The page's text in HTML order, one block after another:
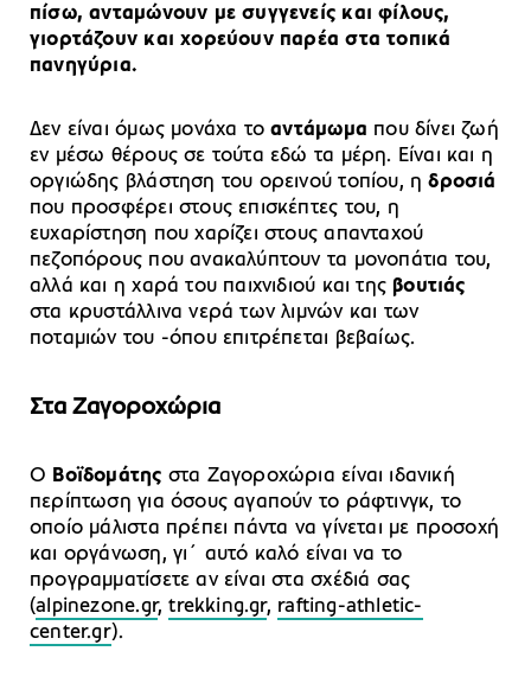
πίσω, ανταμώνουν με συγγενείς και φίλους,
γιορτάζουν και χορεύουν παρέα στα τοπικά
πανηγύρια.
Δεν είναι όμως μονάχα τοαντάμωμα που δίνει ζωή
εν μέσω θέρους σε τούτα εδώ τα μέρη. Είναι και η
οργιώδης βλάστηση του ορεινού τοπίου, ηδροσιά
που προσφέρει στους επισκέπτες του, η
ευχαρίστηση που χαρίζει στους απανταχού
πεζοπόρους που ανακαλύπτουν τα μονοπάτια του,
αλλά και η χαρά του παιχνιδιού και τηςβουτιάς
στα κρυστάλλινα νερά των λιμνών και των
ποταμιών του -όπου επιτρέπεται βεβαίως.
Στα Ζαγοροχώρια
Ο Βοϊδομάτης στα Ζαγοροχώρια είναι ιδανική
περίπτωση για όσους αγαπούν το ράφτινγκ, το
οποίο μάλιστα πρέπει πάντα να γίνεται με προσοχή
και οργάνωση, γι΄ αυτό καλό είναι να το
προγραμματίσετε αν είναι στα σχέδιά σας
(alpinezone.gr,trekking.gr, rafting-athletic-
center.gr).